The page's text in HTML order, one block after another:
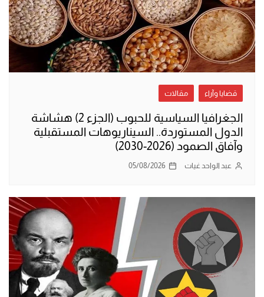
قضايا وآراء مقالات
الجغرافيا السياسية للحبوب (الجزء 2) هشاشة
الدول المستوردة.. السيناريوهات المستقبلية
وآفاق الصمود (2026-2030)
عبد الواحد غيات 05/08/2026